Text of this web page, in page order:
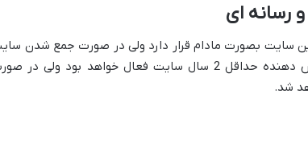
رسانه ای
سایت بصورت مادام قرار دارد ولی در صورت جمع شدن
از اخرین سفارش محتوای تبلیغی توسط اخرین سفارش دهنده حداقل 2 سال سایت فعال خواهد بود ولی در
شد.